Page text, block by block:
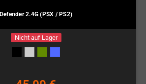
Defender 2.4G (PSX / PS2)
Nicht auf Lager